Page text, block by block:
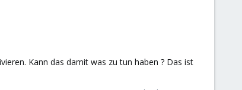
Kann das damit was zu tun haben ? Das ist